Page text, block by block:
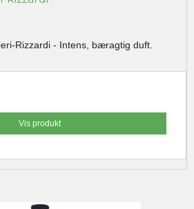
Rizzardi - Intens, bæragtig duft.
Vis produkt